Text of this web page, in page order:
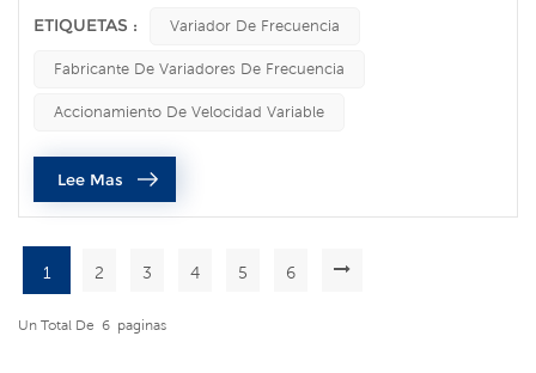
1480 r/min) El motor funciona a un par constante y la
min), y todo el rango de regulación de velocidad es (0-
ETIQUETAS : Variador De Frecuencia
Fabricante De Variadores De Frecuencia
Accionamiento De Velocidad Variable
Lee Mas
1 2 3 4 5 6
Un Total De 6 Paginas